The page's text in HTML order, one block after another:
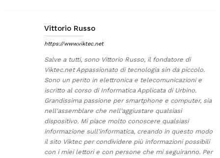
Vittorio Russo
https://www.viktec.net
Salve a tutti, sono Vittorio Russo, il fondatore di
Viktec.net Appassionato di tecnologia sin da piccolo.
Sono un perito in elettronica e telecomunicazioni e
iscritto al corso di Informatica Applicata di Urbino.
Grandissima passione per smartphone e computer, sia
nell'assemblare che nell'aggiustare qualsiasi
dispositivo. Mi piace molto conoscere qualsiasi
informazione sull'informatica, creando in questo modo
il sito Viktec per condividere più informazioni possibili
con i miei lettori e con persone che mi seguiranno. Per